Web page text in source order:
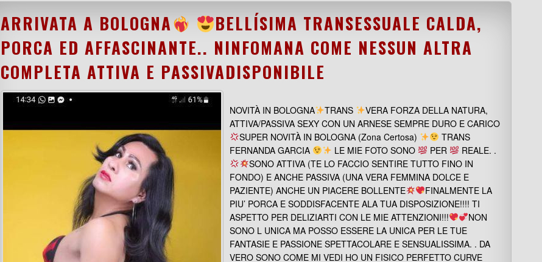
ARRIVATA A BOLOGNA
BELLÍSIMA TRANSESSUALE CALDA,
PORCA ED AFFASCINANTE.. NINFOMANA COME NESSUN ALTRA
COMPLETA ATTIVA E PASSIVADISPONIBILE
NOVITÀ IN BOLOGNA TRANS
VERA FORZA DELLA NATURA,
ATTIVA/PASSIVA SEXY CON UN ARNESE SEMPRE DURO E CARICO
SUPER NOVITÀ IN BOLOGNA (Zona Certosa)
TRANS
FERNANDA GARCIA
LE MIE FOTO SONO PER
REALE. .
SONO ATTIVA (TE LO FACCIO SENTIRE TUTTO FINO IN
FONDO) E ANCHE PASSIVA (UNA VERA FEMMINA DOLCE E
PAZIENTE) ANCHE UN PIACERE BOLLENTE
FINALMENTE LA
PIU’ PORCA E SODDISFACENTE ALA TUA DISPOSIZIONE!!!! TI
ASPETTO PER DELIZIARTI CON LE MIE ATTENZIONI!!!
NON
SONO L UNICA MA POSSO ESSERE LA UNICA PER LE TUE
FANTASIE E PASSIONE SPETTACOLARE E SENSUALISSIMA. . DA
VERO SONO COME MI VEDI HO UN FISICO PERFETTO CURVE